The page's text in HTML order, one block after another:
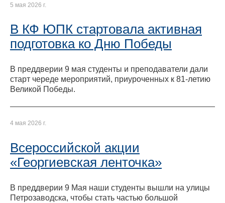
5 мая 2026 г.
В КФ ЮПК стартовала активная
подготовка ко Дню Победы
В преддверии 9 мая студенты и преподаватели дали
старт череде мероприятий, приуроченных к 81-летию
Великой Победы.
4 мая 2026 г.
Всероссийской акции
«Георгиевская ленточка»
В преддверии 9 Мая наши студенты вышли на улицы
Петрозаводска, чтобы стать частью большой